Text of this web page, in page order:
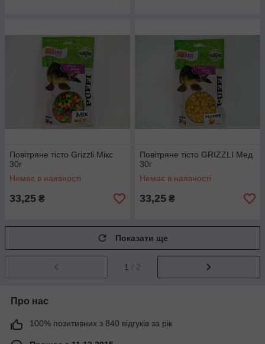
Повітряне тісто Grizzli Мікс
30г
Немає в наявності
33,25 ₴
Повітряне тісто GRIZZLI Мед
30г
Немає в наявності
33,25 ₴
Показати ще
1 / 2
Про нас
100% позитивних з 840 відгуків за рік